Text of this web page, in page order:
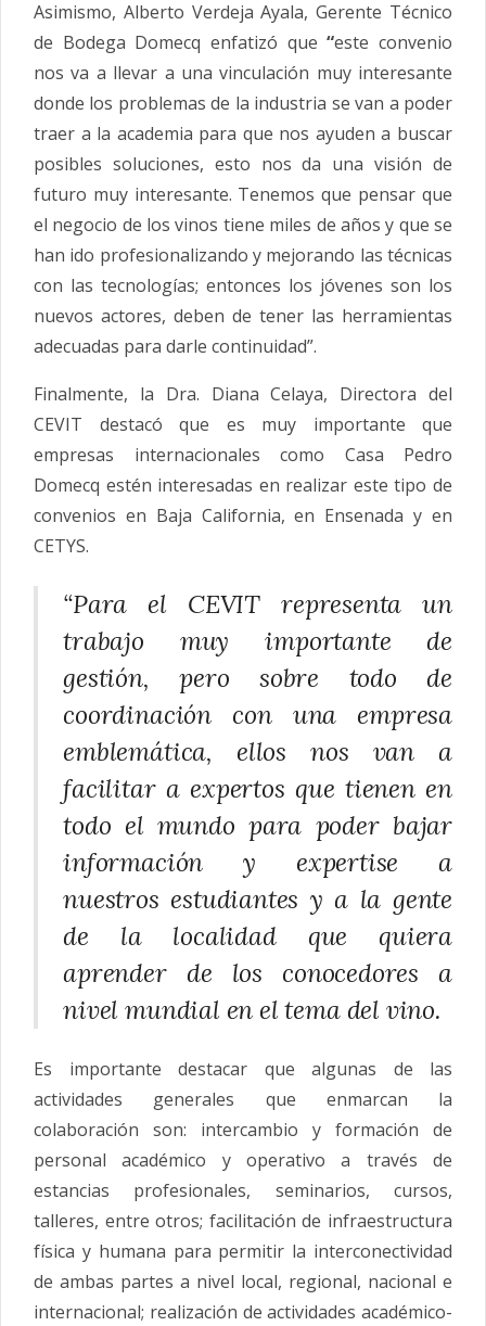
Asimismo, Alberto Verdeja Ayala, Gerente Técnico
de Bodega Domecq enfatizó que “este convenio
nos va a llevar a una vinculación muy interesante
donde los problemas de la industria se van a poder
traer a la academia para que nos ayuden a buscar
posibles soluciones, esto nos da una visión de
futuro muy interesante. Tenemos que pensar que
el negocio de los vinos tiene miles de años y que se
han ido profesionalizando y mejorando las técnicas
con las tecnologías; entonces los jóvenes son los
nuevos actores, deben de tener las herramientas
adecuadas para darle continuidad”.
Finalmente, la Dra. Diana Celaya, Directora del
CEVIT destacó que es muy importante que
empresas internacionales como Casa Pedro
Domecq estén interesadas en realizar este tipo de
convenios en Baja California, en Ensenada y en
CETYS.
“Para el CEVIT representa un
trabajo muy importante de
gestión, pero sobre todo de
coordinación con una empresa
emblemática, ellos nos van a
facilitar a expertos que tienen en
todo el mundo para poder bajar
información y expertise a
nuestros estudiantes y a la gente
de la localidad que quiera
aprender de los conocedores a
nivel mundial en el tema del vino.
Es importante destacar que algunas de las
actividades generales que enmarcan la
colaboración son: intercambio y formación de
personal académico y operativo a través de
estancias profesionales, seminarios, cursos,
talleres, entre otros; facilitación de infraestructura
física y humana para permitir la interconectividad
de ambas partes a nivel local, regional, nacional e
internacional; realización de actividades académico-